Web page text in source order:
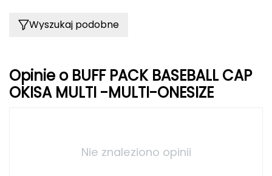
Fjord Nansen
GIVOVA
Wyszukaj podobne
Opinie o BUFF PACK BASEBALL CAP
OKISA MULTI -MULTI-ONESIZE
Nie znaleziono opinii